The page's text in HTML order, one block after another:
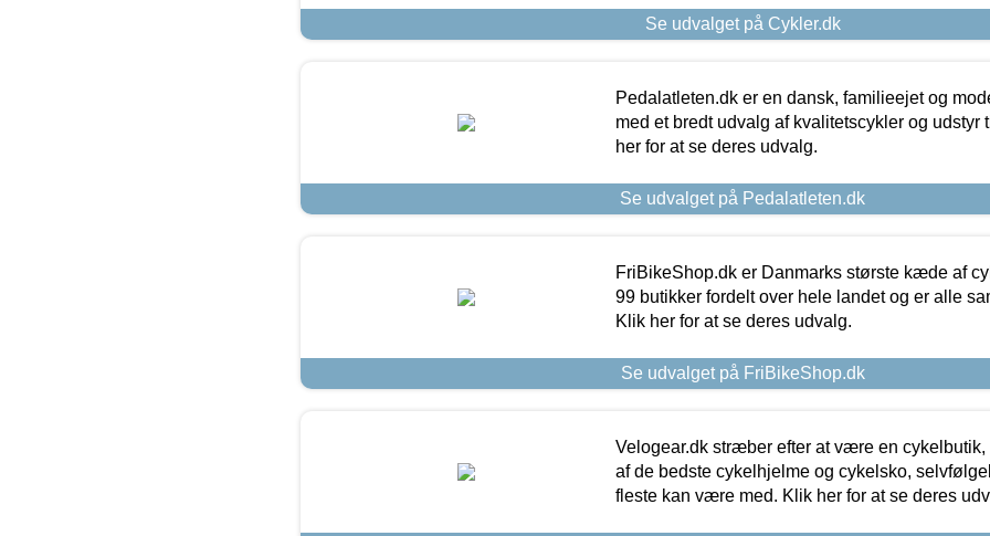
Se udvalget på Cykler.dk
Pedalatleten.dk er en dansk, familieejet og
med et bredt udvalg af kvalitetscykler og udstyr
her for at se deres udvalg.
Se udvalget på Pedalatleten.dk
FriBikeShop.dk er Danmarks største kæde af
99 butikker fordelt over hele landet og er alle
Klik her for at se deres udvalg.
Se udvalget på FriBikeShop.dk
Velogear.dk stræber efter at være en cykelbutik,
af de bedste cykelhjelme og cykelsko,
fleste kan være med. Klik her for at se deres